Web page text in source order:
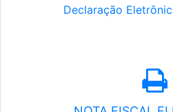
Declaração